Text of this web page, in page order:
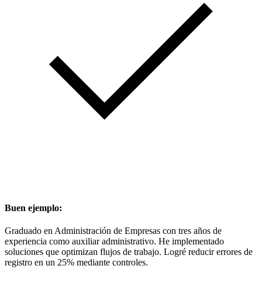
Buen ejemplo:
Graduado en Administración de Empresas con tres años de
experiencia como auxiliar administrativo. He implementado
soluciones que optimizan flujos de trabajo. Logré reducir errores de
registro en un 25% mediante controles.